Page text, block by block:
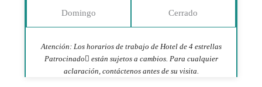
Domingo Cerrado
Atención: Los horarios de trabajo de Hotel de 4 estrellas
Patrocinado están sujetos a cambios. Para cualquier
aclaración, contáctenos antes de su visita.